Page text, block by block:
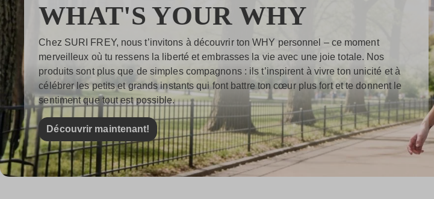
WHAT'S YOUR WHY
Chez SURI FREY, nous t’invitons à découvrir ton WHY personnel – ce moment
merveilleux où tu ressens la liberté et embrasses la vie avec une joie totale. Nos
produits sont plus que de simples compagnons : ils t’inspirent à vivre ton unicité et à
célébrer les petits et grands instants qui font battre ton cœur plus fort et te donnent le
sentiment que tout est possible.
Découvrir maintenant!